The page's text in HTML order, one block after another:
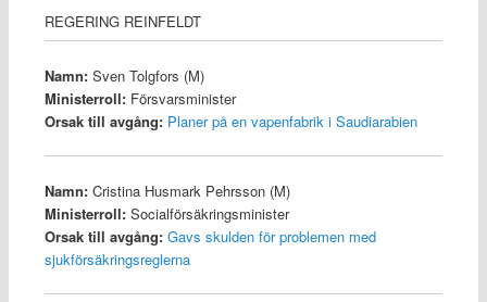
REGERING REINFELDT
Namn:Sven Tolgfors (M)
Ministerroll:Försvarsminister
Orsak till avgång: Planer på en vapenfabrik i Saudiarabien
Namn:Cristina Husmark Pehrsson (M)
Ministerroll:Socialförsäkringsminister
Orsak till avgång: Gavs skulden för problemen med
sjukförsäkringsreglerna